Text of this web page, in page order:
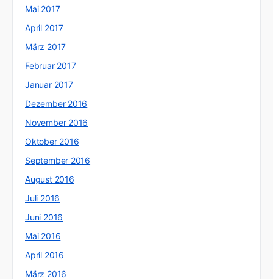
Mai 2017
April 2017
März 2017
Februar 2017
Januar 2017
Dezember 2016
November 2016
Oktober 2016
September 2016
August 2016
Juli 2016
Juni 2016
Mai 2016
April 2016
März 2016